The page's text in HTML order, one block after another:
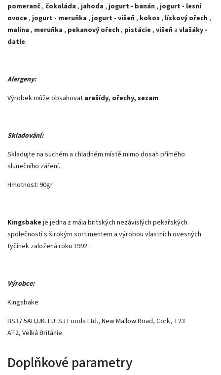
pomeranč , čokoláda , jahoda , jogurt - banán , jogurt - lesní
ovoce , jogurt - meruňka , jogurt - višeň , kokos , lískový ořech ,
malina , meruňka , pekanový ořech , pistácie , višeň a vlašáky -
datle.
Alergeny:
Výrobek může obsahovat arašídy, ořechy, sezam.
Skladování:
Skladujte na suchém a chladném místě mimo dosah přímého
slunečního záření.
Hmotnost: 90gr
Kingsbake je jedna z mála britských nezávislých pekařských
společností s širokým sortimentem a výrobou vlastních ovesných
tyčinek založená roku 1992.
Výrobce:
Kingsbake
BS37 5AH,UK. EU: SJ Foods Ltd., New Mallow Road, Cork, T23
AT2, Velká Británie
Doplňkové parametry